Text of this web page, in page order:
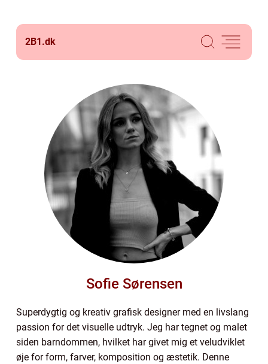
2B1.dk
Sofie Sørensen
Superdygtig og kreativ grafisk designer med en livslang
passion for det visuelle udtryk. Jeg har tegnet og malet
siden barndommen, hvilket har givet mig et veludviklet
øje for form, farver, komposition og æstetik. Denne